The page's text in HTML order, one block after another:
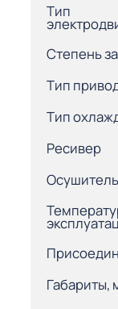
Тип
Степень
Тип
Тип
Ресивер
Осушитель
Габариты,